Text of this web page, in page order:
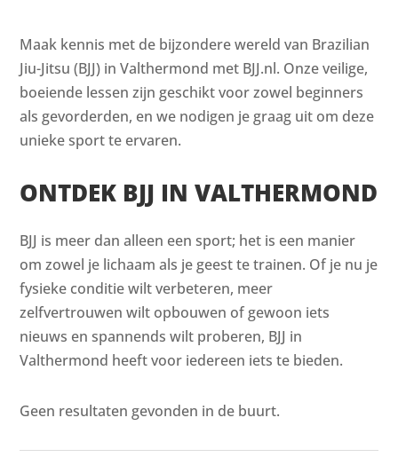
Maak kennis met de bijzondere wereld van Brazilian
Jiu-Jitsu (BJJ) in Valthermond met BJJ.nl. Onze veilige,
boeiende lessen zijn geschikt voor zowel beginners
als gevorderden, en we nodigen je graag uit om deze
unieke sport te ervaren.
ONTDEK BJJ IN VALTHERMOND
BJJ is meer dan alleen een sport; het is een manier
om zowel je lichaam als je geest te trainen. Of je nu je
fysieke conditie wilt verbeteren, meer
zelfvertrouwen wilt opbouwen of gewoon iets
nieuws en spannends wilt proberen, BJJ in
Valthermond heeft voor iedereen iets te bieden.
Geen resultaten gevonden in de buurt.